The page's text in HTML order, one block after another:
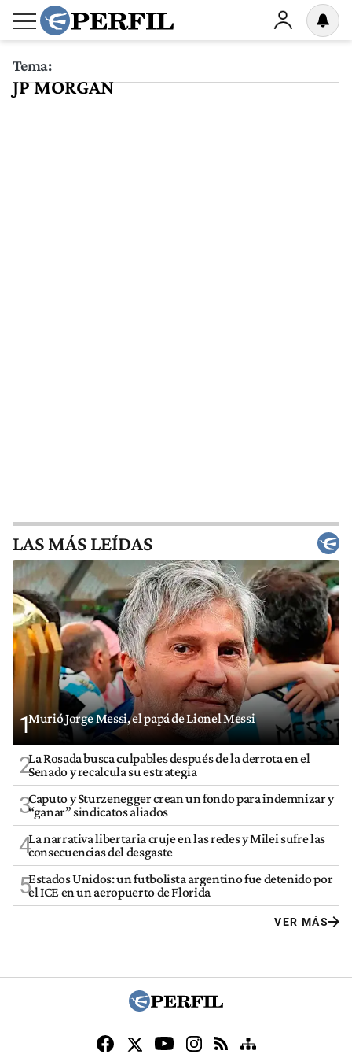
Tema:
JP MORGAN
LAS MÁS LEÍDAS
1Murió Jorge Messi, el papá de Lionel Messi
2La Rosada busca culpables después de la derrota en el
Senado y recalcula su estrategia
3Caputo y Sturzenegger crean un fondo para indemnizar y
“ganar” sindicatos aliados
4La narrativa libertaria cruje en las redes y Milei sufre las
consecuencias del desgaste
5Estados Unidos: un futbolista argentino fue detenido por
el ICE en un aeropuerto de Florida
VER MÁS